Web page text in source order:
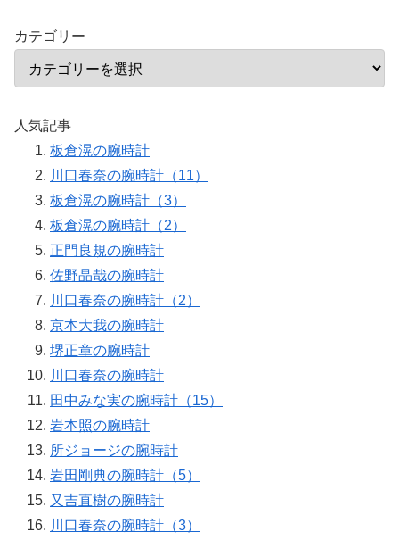
カテゴリー
人気記事
板倉滉の腕時計
川口春奈の腕時計（11）
板倉滉の腕時計（3）
板倉滉の腕時計（2）
正門良規の腕時計
佐野晶哉の腕時計
川口春奈の腕時計（2）
京本大我の腕時計
堺正章の腕時計
川口春奈の腕時計
田中みな実の腕時計（15）
岩本照の腕時計
所ジョージの腕時計
岩田剛典の腕時計（5）
又吉直樹の腕時計
川口春奈の腕時計（3）